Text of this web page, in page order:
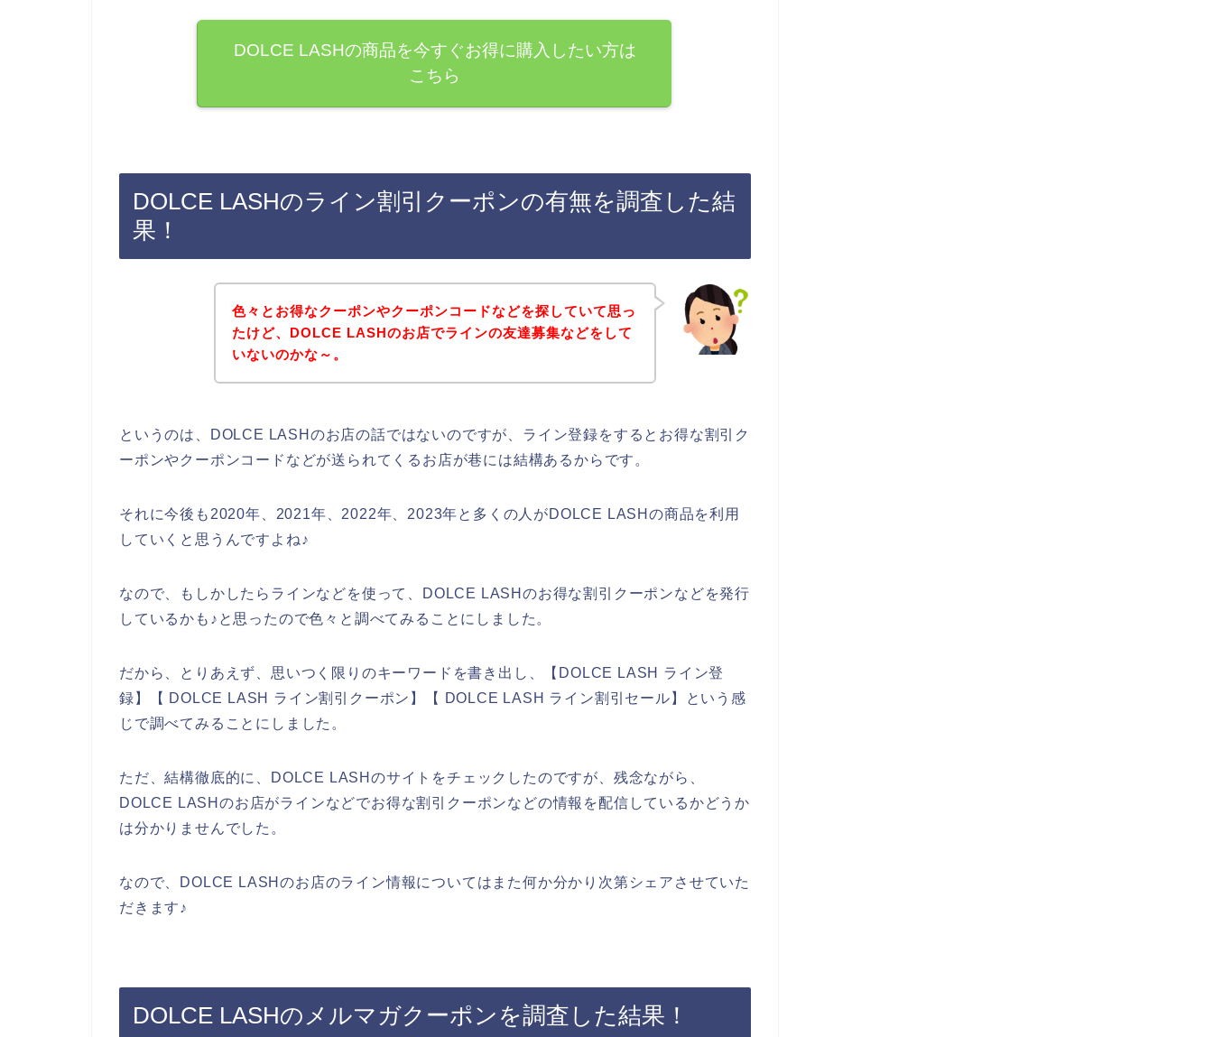
DOLCE LASHの商品を今すぐお得に購入したい方は
こちら
DOLCE LASHのライン割引クーポンの有無を調査した結
果！
色々とお得なクーポンやクーポンコードなどを探していて思っ
たけど、DOLCE LASHのお店でラインの友達募集などをして
いないのかな～。
というのは、DOLCE LASHのお店の話ではないのですが、ライン登録をするとお得な割引ク
ーポンやクーポンコードなどが送られてくるお店が巷には結構あるからです。
それに今後も2020年、2021年、2022年、2023年と多くの人がDOLCE LASHの商品を利用
していくと思うんですよね♪
なので、もしかしたらラインなどを使って、DOLCE LASHのお得な割引クーポンなどを発行
しているかも♪と思ったので色々と調べてみることにしました。
だから、とりあえず、思いつく限りのキーワードを書き出し、【DOLCE LASH ライン登
録】【 DOLCE LASH ライン割引クーポン】【 DOLCE LASH ライン割引セール】という感
じで調べてみることにしました。
ただ、結構徹底的に、DOLCE LASHのサイトをチェックしたのですが、残念ながら、
DOLCE LASHのお店がラインなどでお得な割引クーポンなどの情報を配信しているかどうか
は分かりませんでした。
なので、DOLCE LASHのお店のライン情報についてはまた何か分かり次第シェアさせていた
だきます♪
DOLCE LASHのメルマガクーポンを調査した結果！